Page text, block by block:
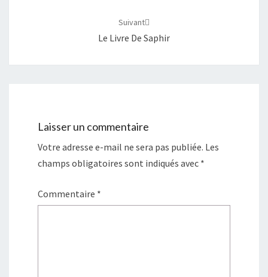
Suivant
Le Livre De Saphir
Laisser un commentaire
Votre adresse e-mail ne sera pas publiée. Les
champs obligatoires sont indiqués avec *
Commentaire *